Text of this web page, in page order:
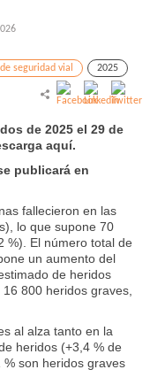
seguridad vial 2025
de 2025 el 29 de
aquí.
publicará en
fallecieron en las
lo que supone 70
%). El número total de
un aumento del
de heridos
800 heridos graves,
al alza tanto en la
heridos (+3,4 % de
son heridos graves